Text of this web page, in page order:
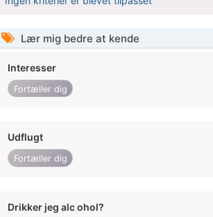
Lær mig bedre at kende
Interesser
Fortæller dig
Udflugt
Fortæller dig
Drikker jeg alc ohol?